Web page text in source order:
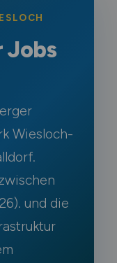
Jobs
Wiesloch-
und die